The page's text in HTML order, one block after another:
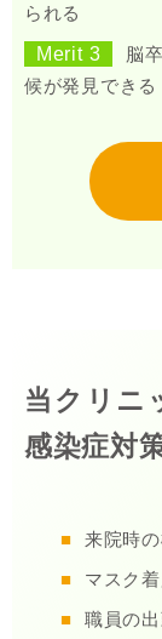
られる
Merit 3
脳
候が発見できる
当クリニ
感染症対
来院時
マスク
職員の